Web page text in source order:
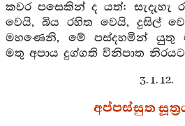
කවර පසෙකින් ද යත්: සැදැහැ
වෙයි, බිය රහිත වෙයි, දුසිල්
මහණෙනි, මේ පස්දහමින් යුතු
මතු අපාය දුග්ගති විනිපාත
3. 1. 12.
අප්පස්සුත